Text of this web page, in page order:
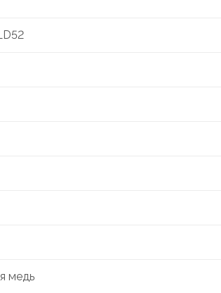
медь